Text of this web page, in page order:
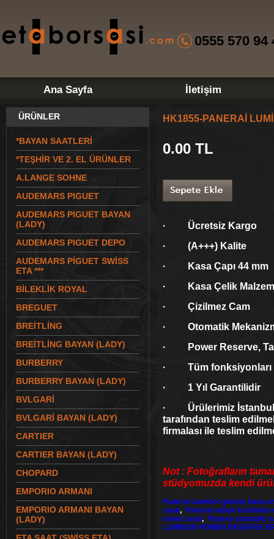
0555 570 94
Ana Sayfa İletişim
ÜRÜNLER
*BAYAN SAATLERİ
*TEŞHİR VE 2. EL ÜRÜNLER
A.LANGE SOHNE
AUDEMARS PIGUET
AUDEMARS PIGUET BAYAN
(LADY)
AUDEMARS PIGUET DEPO
AUDEMARS PİGUET SWİSS
ETA ***
BİLEKLİK ROYAL
BREGUET
BREİTLİNG
BREİTLİNG BAYAN (LADY)
BURBERRY
BURBERRY BAYAN (LADY)
BVLGARİ
BVLGARİ BAYAN (LADY)
CARTIER
CARTIER BAYAN (LADY)
CHOPARD
EMPORIO ARMANI
EMPORIO ARMANI BAYAN
(LADY)
HK1855-PANERAİ
0.00 TL
· Ücretsiz Kargo
· (A+++) Kalite
· Kasa Çapı 44 mm
· Kasa Çelik
· Çizilmez Cam
· Otomatik
· Power Reserve,
· Tüm fonksiyonları
· 1 Yıl Garantilidir
· Ürülerimiz İstanbul
tarafından teslim
firmalası ile teslim
Not : Fotoğrafların
stüdyomuzda kendi
Panerai Luminor gümüş kasa
saati, Panerai nubuk kordonlu
erkek saati, Panerai otomatik
LUMİNOR POWER RESERVE